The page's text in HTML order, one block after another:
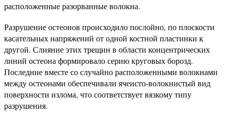
расположенные разорванные волокна.
Разрушение остеонов происходило послойно, по плоскости
касательных напряжений от одной костной пластинки к
другой. Слияние этих трещин в области концентрических
линий остеона формировало серию круговых борозд.
Последние вместе со случайно расположенными волокнами
между остеонами обеспечивали ячеисто-волокнистый вид
поверхности излома, что соответствует вязкому типу
разрушения.